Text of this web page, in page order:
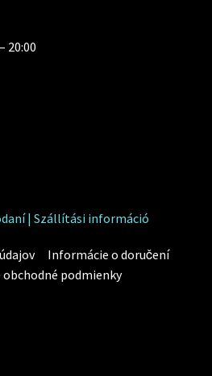
20:00
| Szállítási információ
Informácie o doručení
obchodné podmienky